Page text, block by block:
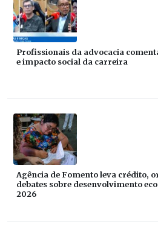
Profissionais da advocacia
e impacto social da carreira
Agência de Fomento leva crédito,
debates sobre desenvolvimento
2026